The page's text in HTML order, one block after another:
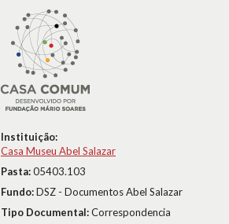
Instituição:
Casa Museu Abel Salazar
Pasta:05403.103
Fundo:DSZ - Documentos Abel Salazar
Tipo Documental:Correspondencia